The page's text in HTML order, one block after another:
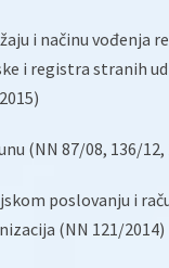
i načinu vođenja
i registra stranih
(NN 87/08, 136/12,
poslovanju i
(NN 121/2014)